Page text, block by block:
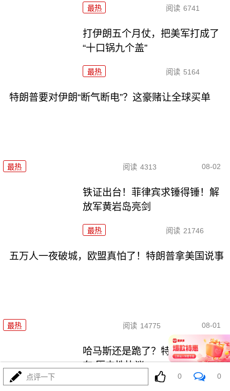
最热 阅读 6741
打伊朗五个月仗，把美军打成了
“十口锅九个盖”
最热 阅读 5164
特朗普要对伊朗“断气断电”？这豪赌让全球买单
最热 阅读 4313 08-02
铁证出台！菲律宾求锤得锤！解
放军黄岩岛亮剑
最热 阅读 21746
五万人一夜破城，欧盟真怕了！特朗普拿美国说事
最热 阅读 14775 08-01
哈马斯还是跪了？特朗普高调宣
布“历史性协议”
点评一下 0 0